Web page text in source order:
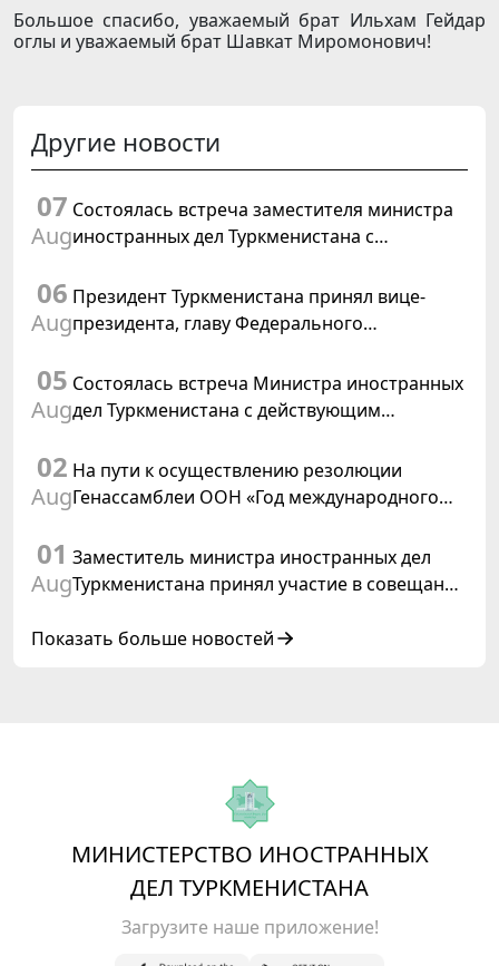
Большое спасибо, уважаемый брат Ильхам Гейдар
оглы и уважаемый брат Шавкат Миромонович!
Другие новости
07
Aug
Состоялась встреча заместителя министра
иностранных дел Туркменистана с
Туркменистане
06
Aug
Президент Туркменистана принял вице-
президента, главу Федерального
Швейцарской Конфедерации
05
Aug
Состоялась встреча Министра иностранных
дел Туркменистана с действующим
02
Aug
На пути к осуществлению резолюции
Генассамблеи ООН «Год международного
Туркменистаном
01
Aug
Заместитель министра иностранных дел
Туркменистана принял участие в совещании
сотрудничества «Центральная Азия –
Показать больше новостей
МИНИСТЕРСТВО ИНОСТРАННЫХ
ДЕЛ ТУРКМЕНИСТАНА
Загрузите наше приложение!